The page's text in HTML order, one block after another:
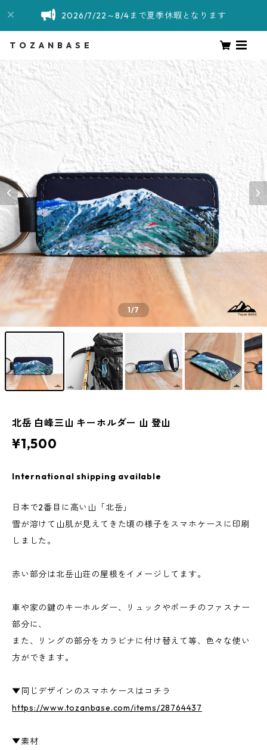
2026/7/22～8/4まで夏季休暇となります
T O Z A N B A S E
1/7
北岳 白峰三山 キーホルダー 山 登山
¥1,500
International shipping available
日本で2番目に高い山「北岳」
雪が溶けて山肌が見えてきた頃の様子をスマホケースに印刷
しました。
赤い部分は北岳山荘の屋根をイメージしてます。
車や家の鍵のキーホルダー、リュックやポーチのファスナー
部分に、
また、リングの部分をカラビナに付け替えて等、色々な使い
方ができます。
▼同じデザインのスマホケースはコチラ
https://www.tozanbase.com/items/28764437
▼素材